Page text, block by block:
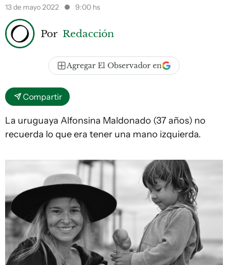
13 de mayo 2022 9:00 hs
Por Redacción
Agregar El Observador en
Compartir
La uruguaya Alfonsina Maldonado (37 años) no
recuerda lo que era tener una mano izquierda.